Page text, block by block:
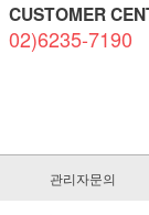
CUSTOMER
02)6235-7190
관리자문의